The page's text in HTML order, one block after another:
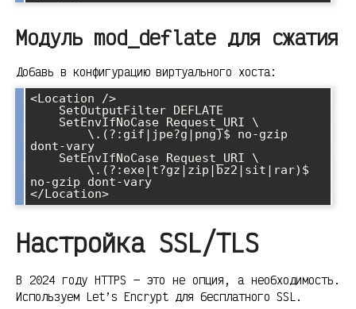
Модуль mod_deflate для сжатия
Добавь в конфигурацию виртуального хоста:
<Location />
dont-vary
no-gzip dont-vary
</Location>
Настройка SSL/TLS
В 2024 году HTTPS — это не опция, а необходимость.
Используем Let’s Encrypt для бесплатного SSL.